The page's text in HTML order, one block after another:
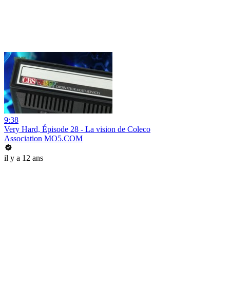
9:38
Very Hard, Épisode 28 - La vision de Coleco
Association MO5.COM
il y a 12 ans